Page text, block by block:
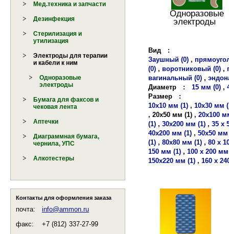
Мед.техника и запчасти
Дезинфекция
Стерилизация и
утилизация
Электроды для терапии
и кабели к ним
Одноразовые
электроды
Бумага для факсов и
чековая лента
Аптечки
Диаграммная бумага,
чернила, УПС
Алкотестеры
Контакты для оформления заказа
почта:
info@ammon.ru
факс:
+7 (812) 337-27-99
Одноразовые
электроды
Вид
:
Заушный (0) ,
(0) , воротниковый (0) ,
вагинальный (0) ,
Диаметр
: 15 мм (0) ,
Размер
:
10х10 мм (1) , 10х30 мм
, 20х50 мм (1) , 20х100
(1) , 30х200 мм (1) , 35 х
40х200 мм (1) , 50х50 мм
(1) , 80х80 мм (1) , 80 х
150 мм (1) , 100 х 200
150х220 мм (1) , 160 х